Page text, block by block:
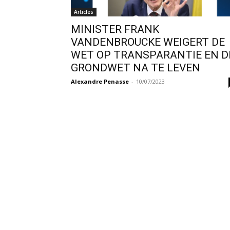
Articles
MINISTER FRANK
VANDENBROUCKE WEIGERT DE
WET OP TRANSPARANTIE EN
GRONDWET NA TE LEVEN
Alexandre Penasse - 10/07/2023